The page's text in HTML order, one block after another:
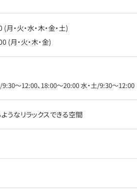
・火・水・木・金・土)
(月・火・木・金)
/9:30〜12:00、18:00〜20:00 水・土/9:30〜12:00
うなリラックスできる空間